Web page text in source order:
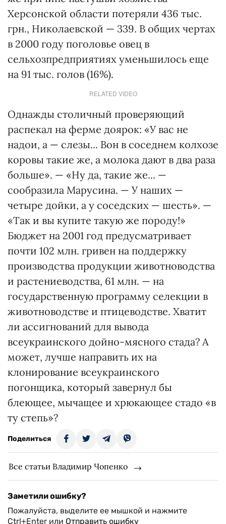
Херсонской области потеряли 436 тыс.
грн., Николаевской — 339. В общих чертах
в 2000 году поголовье овец в
сельхозпредприятиях уменьшилось еще
на 91 тыс. голов (16%).
RELATED VIDEO
Однажды столичный проверяющий
распекал на ферме доярок: «У вас не
надои, а — слезы... Вон в соседнем колхозе
коровы такие же, а молока дают в два раза
больше». — «Ну да, такие же... —
сообразила Марусина. — У наших —
четыре дойки, а у соседских — шесть». —
«Так и вы купите такую же породу!»
Бюджет на 2001 год предусматривает
почти 102 млн. гривен на поддержку
производства продукции животноводства
и растениеводства, 61 млн. — на
государственную программу селекции в
животноводстве и птицеводстве. Хватит
ли ассигнований для вывода
всеукраинского дойно-мясного стада? А
может, лучше направить их на
клонирование всеукраинского
погонщика, который завернул бы
блеющее, мычащее и хрюкающее стадо «в
ту степь»?
Поделиться
Все статьи Владимир Чопенко
Заметили ошибку?
Пожалуйста, выделите ее мышкой и нажмите
Ctrl+Enter или Отправить ошибку